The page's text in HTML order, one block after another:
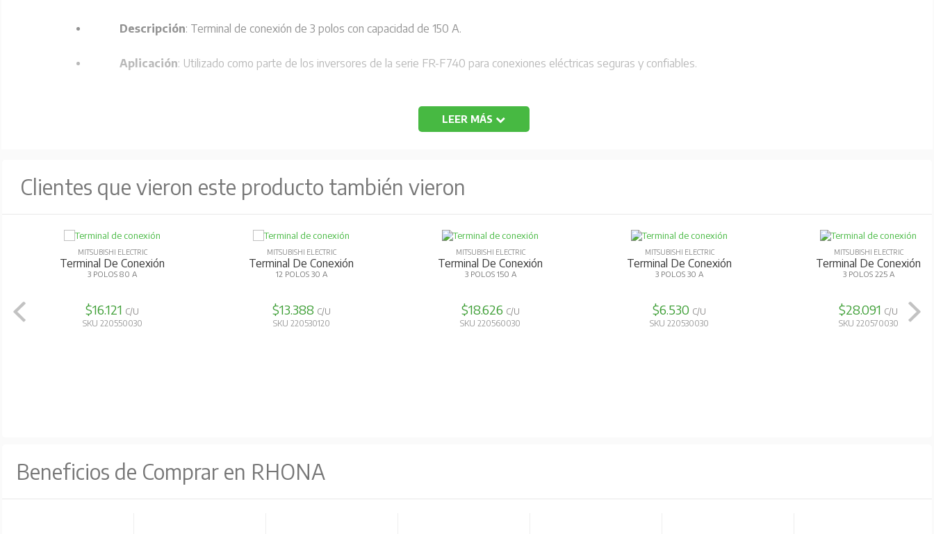
Descripción: Terminal de conexión de 3 polos con capacidad de 150 A.
Aplicación: Utilizado como parte de los inversores de la serie FR-F740 para conexiones eléctricas seguras y confiables.
LEER MÁS
Clientes que vieron este producto también vieron
MITSUBISHI ELECTRIC
Terminal De Conexión
3 POLOS 80 A
$16.121 C/U
SKU 220550030
MITSUBISHI ELECTRIC
Terminal De Conexión
12 POLOS 30 A
$13.388 C/U
SKU 220530120
MITSUBISHI ELECTRIC
Terminal De Conexión
3 POLOS 150 A
$18.626 C/U
SKU 220560030
MITSUBISHI ELECTRIC
Terminal De Conexión
3 POLOS 30 A
$6.530 C/U
SKU 220530030
MITSUBISHI ELECTRIC
Terminal De Conexión
3 POLOS 225 A
$28.091 C/U
SKU 220570030
Beneficios de Comprar en RHONA